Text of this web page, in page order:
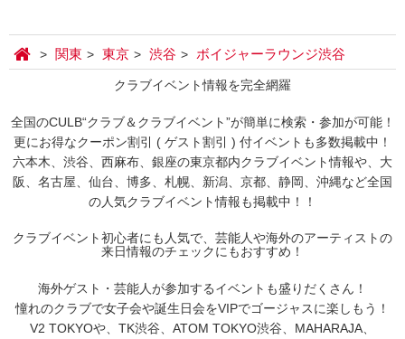
関東 東京 渋谷 ボイジャーラウンジ渋谷
クラブイベント情報を完全網羅
全国のCULB“クラブ＆クラブイベント”が簡単に検索・参加が可能！
更にお得なクーポン割引 ( ゲスト割引 ) 付イベントも多数掲載中！
六本木、渋谷、西麻布、銀座の東京都内クラブイベント情報や、大
阪、名古屋、仙台、博多、札幌、新潟、京都、静岡、沖縄など全国
の人気クラブイベント情報も掲載中！！
クラブイベント初心者にも人気で、芸能人や海外のアーティストの
来日情報のチェックにもおすすめ！
海外ゲスト・芸能人が参加するイベントも盛りだくさん！
憧れのクラブで女子会や誕生日会をVIPでゴージャスに楽しもう！
V2 TOKYOや、TK渋谷、ATOM TOKYO渋谷、MAHARAJA、